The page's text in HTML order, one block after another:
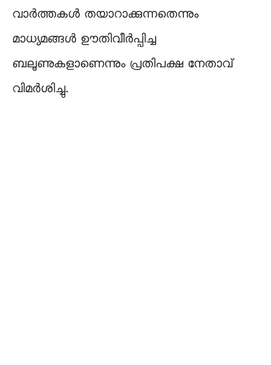
വാര്‍ത്തകള്‍ തയാറാക്കുന്നതെന്നും
മാധ്യമങ്ങള്‍ ഊതിവീര്‍പ്പിച്ച
ബലൂണുകളാണെന്നും പ്രതിപക്ഷ നേതാവ്
വിമര്‍ശിച്ചു.